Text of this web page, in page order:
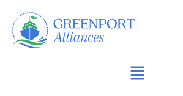
Продължете
към